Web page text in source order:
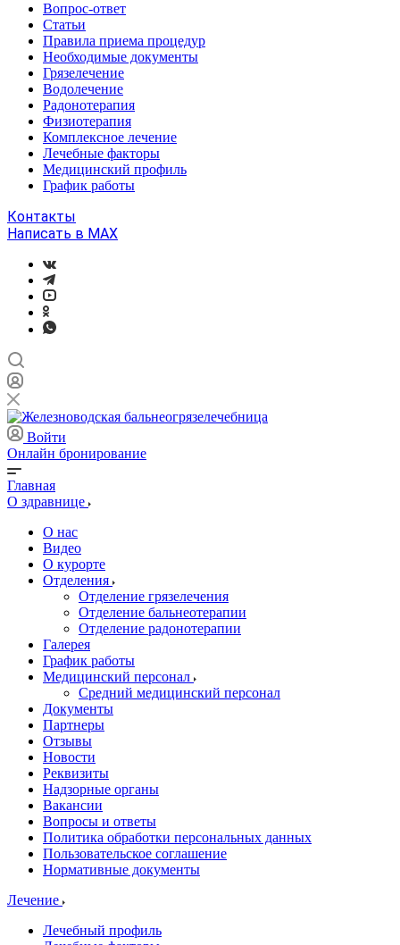
Вопрос-ответ
Статьи
Правила приема процедур
Необходимые документы
Грязелечение
Водолечение
Радонотерапия
Физиотерапия
Комплексное лечение
Лечебные факторы
Медицинский профиль
График работы
Контакты
Написать в MAX
Войти
Онлайн бронирование
Главная
О здравнице
О нас
Видео
О курорте
Отделения
Отделение грязелечения
Отделение бальнеотерапии
Отделение радонотерапии
Галерея
График работы
Медицинский персонал
Средний медицинский персонал
Документы
Партнеры
Отзывы
Новости
Реквизиты
Надзорные органы
Вакансии
Вопросы и ответы
Политика обработки персональных данных
Пользовательское соглашение
Нормативные документы
Лечение
Лечебный профиль